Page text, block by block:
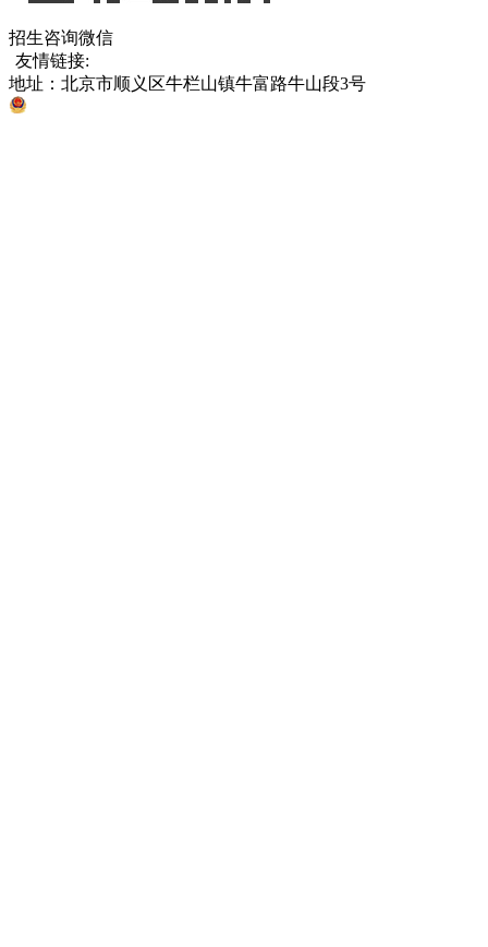
招生咨询微信
友情链接:
地址：北京市顺义区牛栏山镇牛富路牛山段3号